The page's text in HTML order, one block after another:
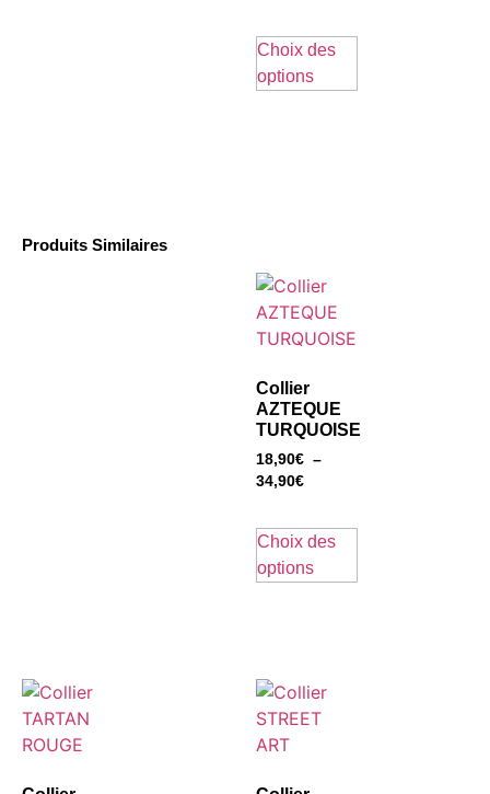
Choix des
options
Produits Similaires
Collier
AZTEQUE
TURQUOISE
18,90€ –
34,90€
Choix des
options